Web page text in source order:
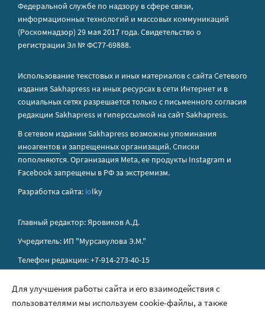
Федеральной службе по надзору в сфере связи,
информационных технологий и массовых коммуникаций
(Роскомнадзор) 29 мая 2017 года. Свидетельство о
регистрации Эл № ФС77-69888.
Использование текстовых и иных материалов с сайта Сетевого
издания Sakhapress на иных ресурсах в сети Интернет и в
социальных сетях разрешается только с письменного согласия
редакции Sakhapress и гиперссылкой на сайт Sakhapress.
В сетевом издании Sakhapress возможны упоминания
иноагентов и запрещенных организаций. Списки
пополняются. Организация Metа, ее продукты Instagram и
Facebook запрещены в РФ за экстремизм.
Разработка сайта: iolky
Главный редактор: Яровиков А.Д.
Учредитель: ИП "Мурсакулова Э.М."
Телефон редакции: +7-914-273-40-15
Правила сайта
Для улучшения работы сайта и его взаимодействия с
пользователями мы используем cookie-файлы, а также